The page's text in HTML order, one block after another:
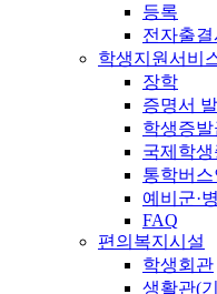
등록
전자출결
학생지원서비
장학
증명서
학생증발
국제학
통학버스
예비군·
FAQ
편의복지시설
학생회관
생활관(